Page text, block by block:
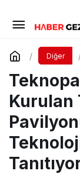
Diğer
Kurulan